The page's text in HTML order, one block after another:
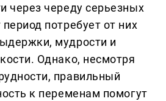
через череду серьезных
потребует от них
мудрости и
Однако, несмотря
правильный
к переменам помогут